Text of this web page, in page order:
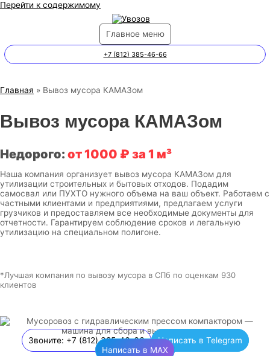
Перейти к содержимому
Главное меню
+7 (812) 385-46-66
Главная Вывоз мусора КАМАЗом
Вывоз мусора КАМАЗом
Недорого: от 1000 ₽ за 1 м³
Наша компания организует вывоз мусора КАМАЗом для
утилизации строительных и бытовых отходов. Подадим
самосвал или ПУХТО нужного объема на ваш объект. Работаем с
частными клиентами и предприятиями, предлагаем услуги
грузчиков и предоставляем все необходимые документы для
отчетности. Гарантируем соблюдение сроков и легальную
утилизацию на специальном полигоне.
*Лучшая компания по вывозу мусора в СПб по оценкам 930
клиентов
Звоните: +7 (812) 385-46-66
Написать в Telegram
Написать в MAX